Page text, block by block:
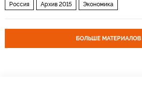
Россия Архив 2015 Экономика
БОЛЬШЕ МАТЕРИАЛОВ